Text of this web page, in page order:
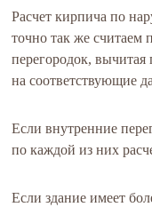
Расчет кирпича по
точно так же считаем
перегородок,
на соответствующие
Если внутренние
по каждой из них
Если здание имеет